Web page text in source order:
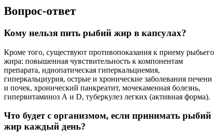
Вопрос-ответ
Кому нельзя пить рыбий жир в капсулах?
Кроме того, существуют противопоказания к приему рыбьего
жира: повышенная чувствительность к компонентам
препарата, идиопатическая гиперкальциемия,
гиперкальциурия, острые и хронические заболевания печени
и почек, хронический панкреатит, мочекаменная болезнь,
гипервитаминоз А и D, туберкулез легких (активная форма).
Что будет с организмом, если принимать рыбий
жир каждый день?